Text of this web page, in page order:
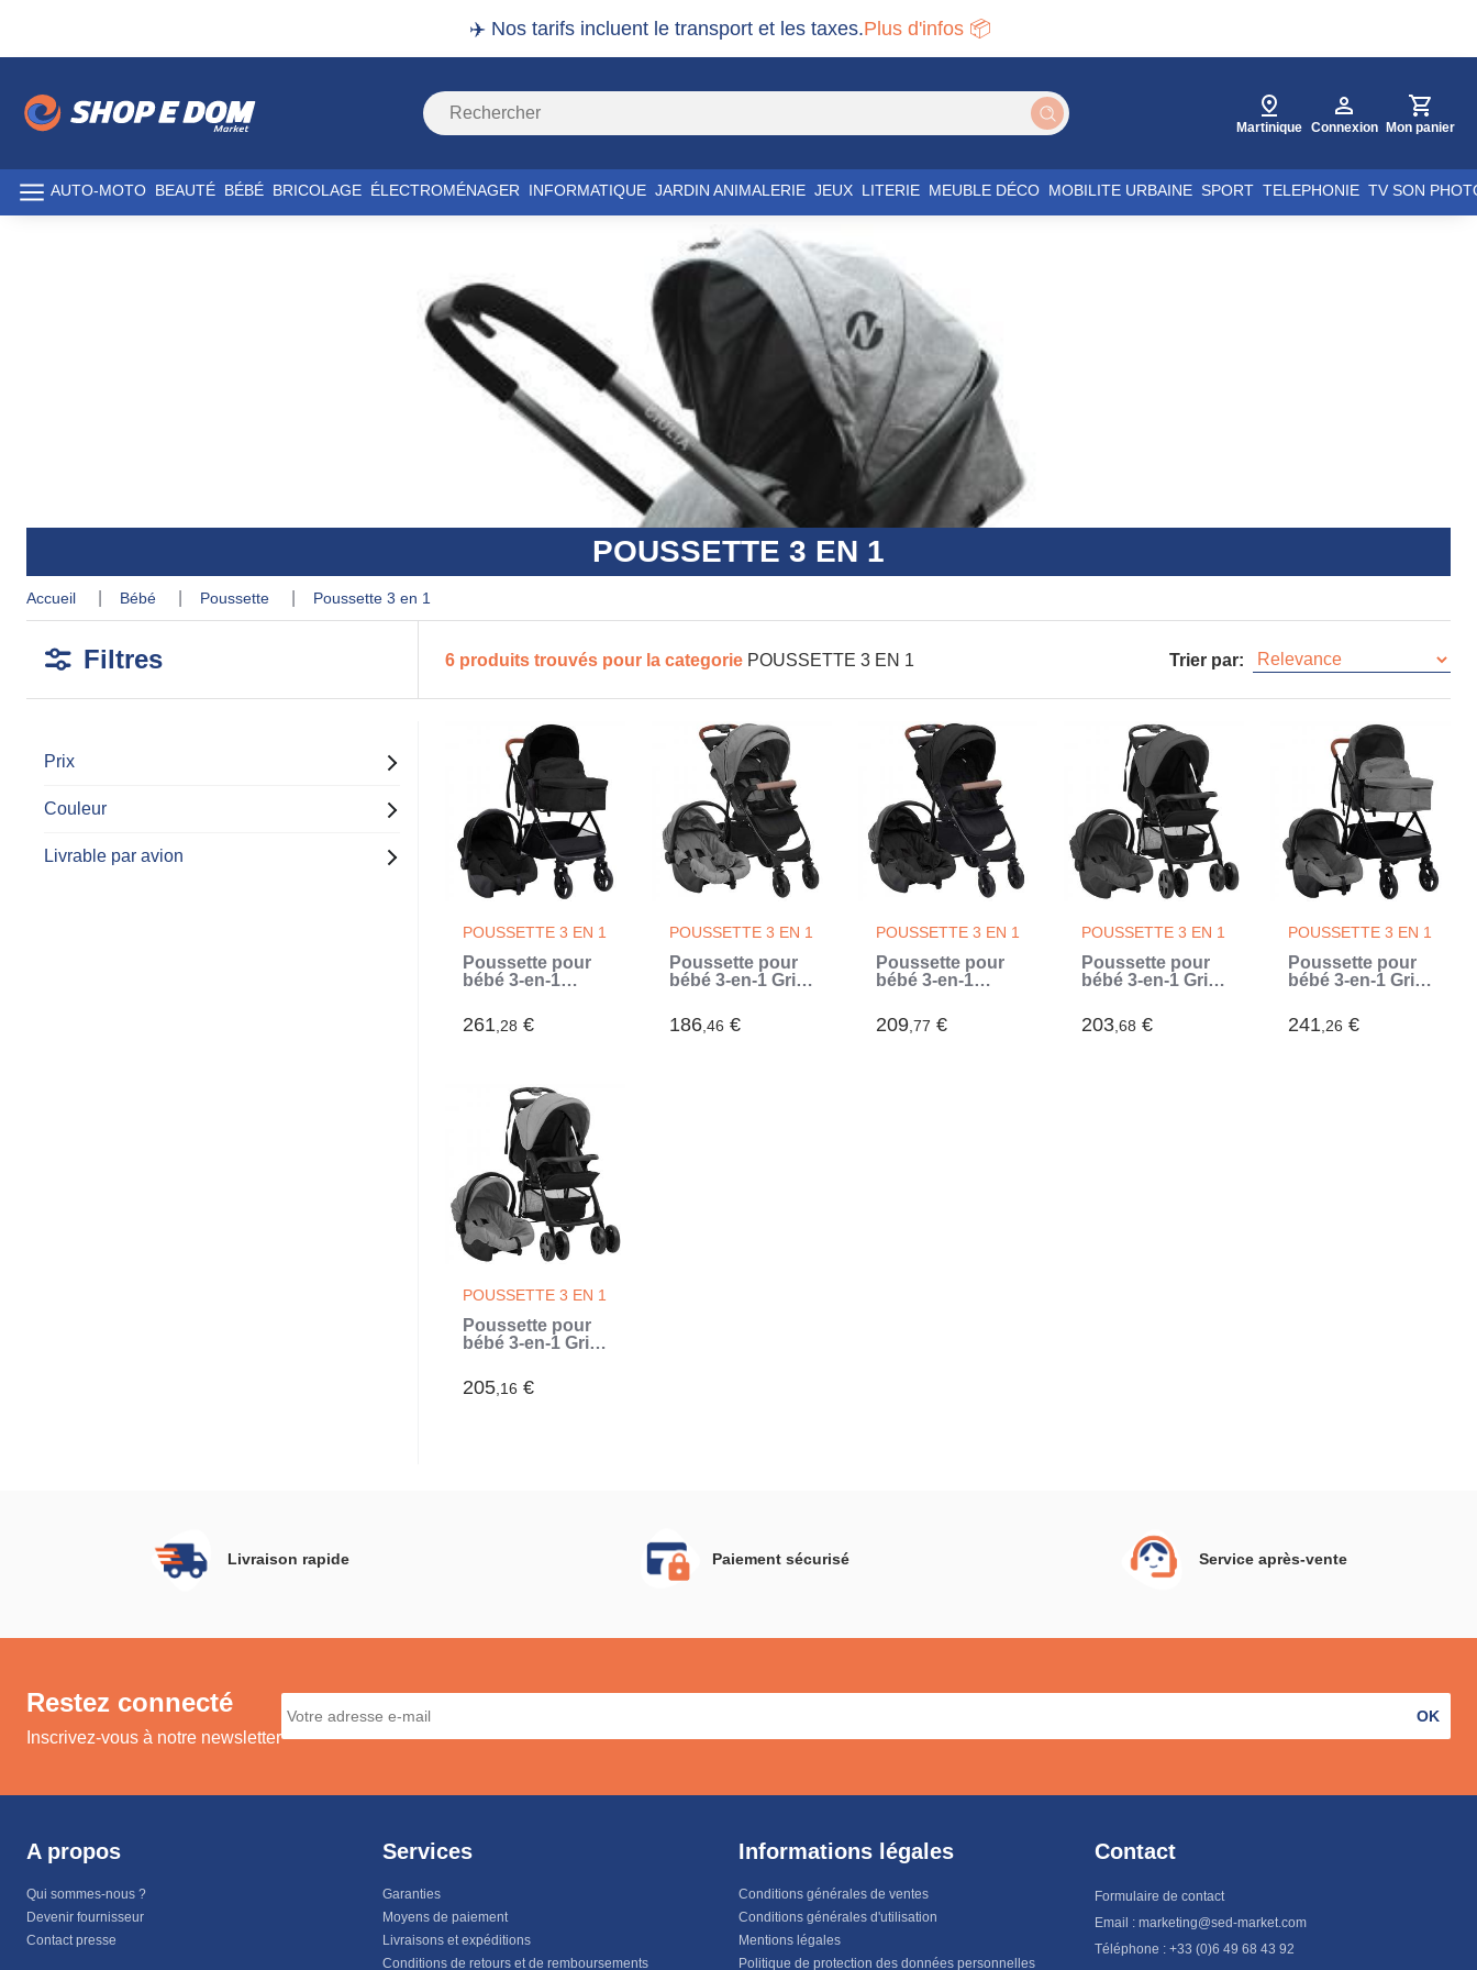
✈️ Nos tarifs incluent le transport et les taxes.Plus d'infos 📦
Martinique Connexion Mon panier
AUTO-MOTO BEAUTÉ BÉBÉ BRICOLAGE ÉLECTROMÉNAGER INFORMATIQUE JARDIN ANIMALERIE JEUX LITERIE MEUBLE DÉCO MOBILITE URBAINE SPORT TELEPHONIE TV SON
POUSSETTE 3 EN 1
accueil bébé poussette poussette 3 en 1
Filtres 6 produits trouvés pour la categorie POUSSETTE 3 EN 1 Trier par:
Prix
Couleur
Livrable par avion
POUSSETTE 3 EN 1
Poussette pour
bébé 3-en-1
Acier (Gris)
261 ,28 €
POUSSETTE 3 EN 1
Poussette pour
bébé 3-en-1 Gris
186,46 €
POUSSETTE 3 EN 1
Poussette pour
bébé 3-en-1
(Gris)
209,77 €
POUSSETTE 3 EN 1
Poussette pour
bébé 3-en-1 Gris
Acier (Gris)
203 ,68 €
POUSSETTE 3 EN 1
Poussette pour
bébé 3-en-1 Gris
(Gris)
241 ,26 €
POUSSETTE 3 EN 1
Poussette pour
bébé 3-en-1 Gris
(Gris)
205 ,16 €
Livraison rapide Paiement sécurisé Service après-vente
Restez connecté
Inscrivez-vous à notre newsletter
OK
A propos
Qui sommes-nous ?
Devenir fournisseur
Contact presse
Services
Garanties
Moyens de paiement
Livraisons et expéditions
Conditions de retours et de remboursements
Informations légales
Conditions générales de ventes
Conditions générales d'utilisation
Mentions légales
Politique de protection des données personnelles
Contact
Formulaire de contact
Email : marketing@sed-market.com
Téléphone : +33 (0)6 49 68 43 92